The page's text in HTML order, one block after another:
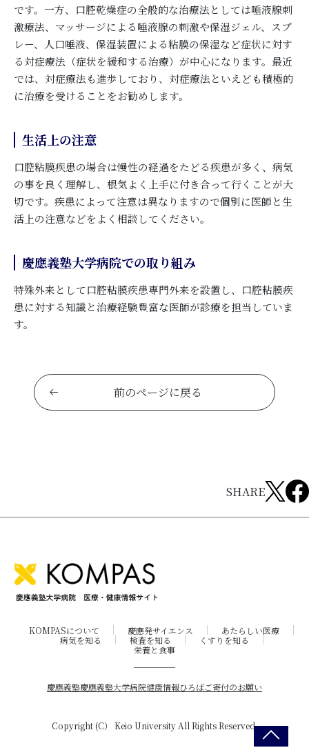
です。一方、口腔乾燥症の全般的な治療法としては唾液腺刺
激療法、マッサージによる唾液腺の刺激や保湿ジェル、スプ
レー、人口唾液、保湿装置による粘膜の保湿など症状に対す
る対症療法（症状を緩和する治療）が中心になります。最近
では、対症療法も進歩しており、対症療法といえども積極的
に治療を受けることをお勧めします。
生活上の注意
口腔粘膜疾患の場合は慢性の経過をたどる疾患が多く、病気
の事を良く理解し、根気よく上手に付き合って行くことが大
切です。疾患によって注意は異なりますので個別に医師と生
活上の注意などをよく相談してください。
慶應義塾大学病院での取り組み
特殊外来として口腔粘膜疾患専門外来を設置し、口腔粘膜疾
患に対する知識と治療経験豊富な医師が診療を担当していま
す。
前のページに戻る
SHARE
KOMPASについて 慶應発サイエンス
あたらしい医療
病気を知る
検査を知る
くすりを知る
栄養と食事
慶應義塾慶應義塾大学病院健康情報ひろばご寄付のお願い
Copyright (C） Keio University All Rights Reserved.